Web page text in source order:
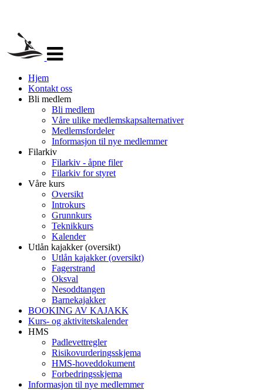
navigasjon
Hjem
Kontakt oss
Bli medlem
Bli medlem
Våre ulike medlemskapsalternativer
Medlemsfordeler
Informasjon til nye medlemmer
Filarkiv
Filarkiv - åpne filer
Filarkiv for styret
Våre kurs
Oversikt
Introkurs
Grunnkurs
Teknikkurs
Kalender
Utlån kajakker (oversikt)
Utlån kajakker (oversikt)
Fagerstrand
Oksval
Nesoddtangen
Barnekajakker
BOOKING AV KAJAKK
Kurs- og aktivitetskalender
HMS
Padlevettregler
Risikovurderingsskjema
HMS-hoveddokument
Forbedringsskjema
Informasjon til nye medlemmer